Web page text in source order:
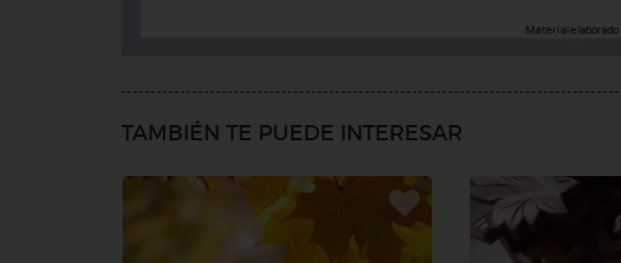
TAMBIÉN TE PUEDE INTERESAR